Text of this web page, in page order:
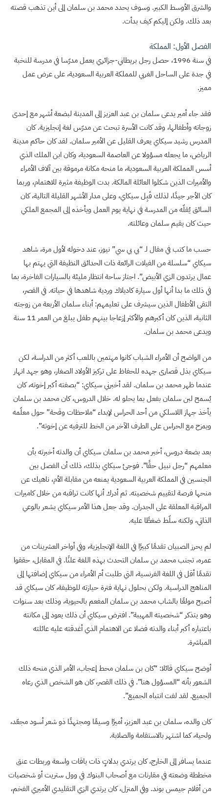
والشرق الأوسط الكبير. وسوف يحدد محمد بن سلمان إلى أين تذهب قصته
بعد ذلك. ولكن إليكم كيف بدأت.
الفصل الأول: المملكة
في سنة 1996، حصل رجل بريطاني-جزائري يعمل مدرّسا في مدرسة للنخبة
في جدة على الساحل الغربي للمملكة العربية السعودية، على عرض عمل
مميز.
فقد جاء أمير يدعى سلمان بن عبد العزيز إلى المدينة لبضعة أشهر مع إحدى
زوجاته وأطفالها، وقد كانت الأسرة تبحث عن مدرّس لغة إنجليزية. كان
المدرس رشيد سيكاي يعرف القليل عن الأمير سلمان. لقد كان حاكم مدينة
الرياض، ما يجعله مسؤولا عن العاصمة السعودية، وكان ابن الملك الذي
أسس المملكة العربية السعودية، ما منحه مكانة مرموقة بين آلاف الأمراء
والأميرات الذين شكلوا العائلة المالكة. بدت الوظيفة مثيرة للاهتمام، وربما
كان الأجر جيدًا، لذلك قَبِل سيكاي، وعلى مدار الأشهر القليلة التالية، كان
السائق يُقلّه من المدرسة في نهاية يوم العمل ويأخذه إلى المجمع الملكي
حيث كان يقيم سلمان وعائلته.
حسب ما كتب في مقال لـ “بي بي سي” نيوز، عند دخوله لأول مرة، شاهد
سيكاي “سلسلة من الفيلات الرائعة ذات الحدائق النظيفة التي يهتم بها
عمال يرتدون الزي الأبيض”. اجتاز ساحة انتظار مليئة بالسيارات الفاخرة، بما
في ذلك ما بدا أنها أول سيارة كاديلاك وردية شاهدها في حياته. في القصر،
التقى الأطفال الذين سيشرف على تعليمهم: أبناء سلمان الأربعة من زوجته
الثانية، الذين كان أكبرهم والأكثر إزعاجا بينهم طفل يبلغ من العمر 11 سنة
ويدعى محمد بن سلمان.
من الواضح أن الأمراء الشباب كانوا مهتمين باللعب أكثر من الدراسة، لكن
سيكاي بذل قصارى جهده للحفاظ على تركيز الأولاد الصغار، وهو جهد انهار
عندما ظهر محمد بن سلمان. لقد أخبرني سيكاي: “بصفته أكبر إخوته، كان
يُسمح لبن سلمان بفعل بما يحلو له. خلال الدروس، كان محمد بن سلمان
يأخذ جهاز اللاسلكي من أحد الحراس لإبداء “ملاحظات وقحة” حول معلّمه
ويمزح مع الحراس على الطرف الآخر من الخط للترفيه عن إخوته”.
بعد بضعة دروس، أخبر محمد بن سلمان سيكاي أن والدته أخبرته بأن
معلمهم “رجل نبيل حقًا”. فوجئ سيكاي بذلك، ذلك أن الفصل بين
الجنسين في المملكة العربية السعودية يمنعه من مقابلة الأم، ناهيك عن
منحها فرصة لتقييم شخصيته. ثم أدرك أنها كانت تراقبه من خلال كاميرات
المراقبة المعلقة على الجدران. وقد جعل هذا الأمر سيكاي يشعر بالوعي
الذاتي، ولكنه سلّط ضغطًا عليه.
لم يحرز الصبيان تقدمًا كبيرًا في اللغة الإنجليزية، وفي أواخر العشرينات من
عمره، تجنب محمد بن سلمان التحدث بهذه اللغة علنًا. في المقابل، حققوا
تقدمًا أقل في اللغة الفرنسية، التي طلبت أم الأمراء من سيكاي إضافتها إلى
المناهج الدراسية. ولكن بحلول نهاية فترة حيازته للوظيفة، كان سيكاي قد
أصبح مولعًا بالشاب محمد بن سلمان المفعم بالحيوية، وذلك بعد سنوات
وهو يتذكر “شخصيته المهيبة”. افترض سيكاي أن ذلك يعود إلى مكانته
باعتباره أكبر أبناء والدته فضلا عن الاهتمام الذي أغدقته عليه عائلته
المباشرة.
أوضح سيكاي قائلا: “كان بن سلمان محط إعجاب، الأمر الذي منحه ذلك
الشعور بأنه “المسؤول هنا”. في ذلك القصر، كان هو الشخص الذي رعاه
الجميع. لقد لفت انتباه الجميع”.
كان والده، سلمان بن عبد العزيز، أميرًا وسيمًا ومجتهدًا ذو شعر أسود مجعّد،
ولحية، كما اشتهر بالاستقامة والصلابة.
عندما يسافر إلى الخارج، كان يرتدي بدلاتٍ ذات ياقات واسعة وربطات عنق
مخططة وضعته في مقارنات مع أصحاب البنوك في وول ستريت أو شخصيات
من أفلام جيمس بوند. وفي المنزل، كان يرتدي الزي التقليدي الأميري الفخم،